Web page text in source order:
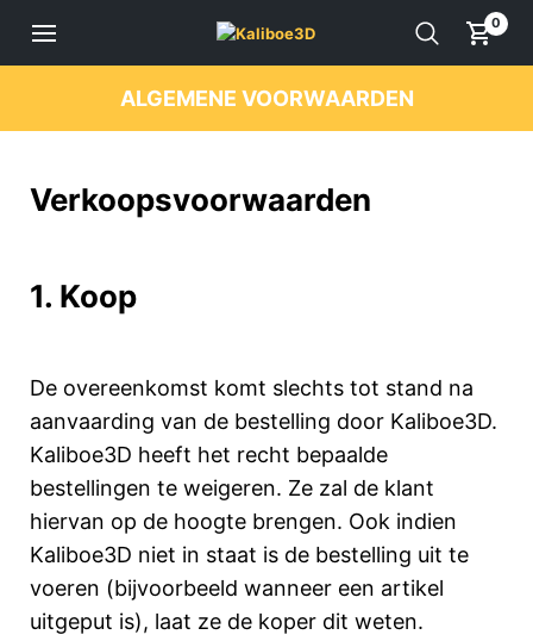
0
ALGEMENE VOORWAARDEN
Verkoopsvoorwaarden
1. Koop
De overeenkomst komt slechts tot stand na
aanvaarding van de bestelling door Kaliboe3D.
Kaliboe3D heeft het recht bepaalde
bestellingen te weigeren. Ze zal de klant
hiervan op de hoogte brengen. Ook indien
Kaliboe3D niet in staat is de bestelling uit te
voeren (bijvoorbeeld wanneer een artikel
uitgeput is), laat ze de koper dit weten.